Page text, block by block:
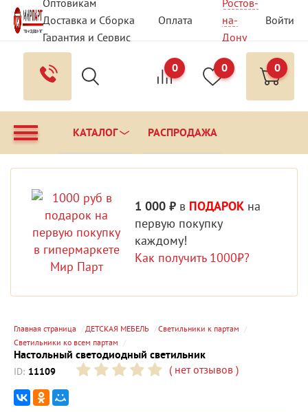
Оптовикам
Доставка и Сборка
Оплата
Гарантия и Сервис
Вопрос - Ответ
Контакты
Ростов-
на-
Дону
Войти
0 0 0
КАТАЛОГ РАСПРОДАЖА
1 000 ₽ в ПОДАРОК на
первую покупку
каждому!
Как получить 1000₽?
Главная страница ДЕТСКАЯ МЕБЕЛЬ
Светильники к партам
Светильники ко всем партам
Настольный светодиодный светильник
ID: 11109 (нет отзывов )